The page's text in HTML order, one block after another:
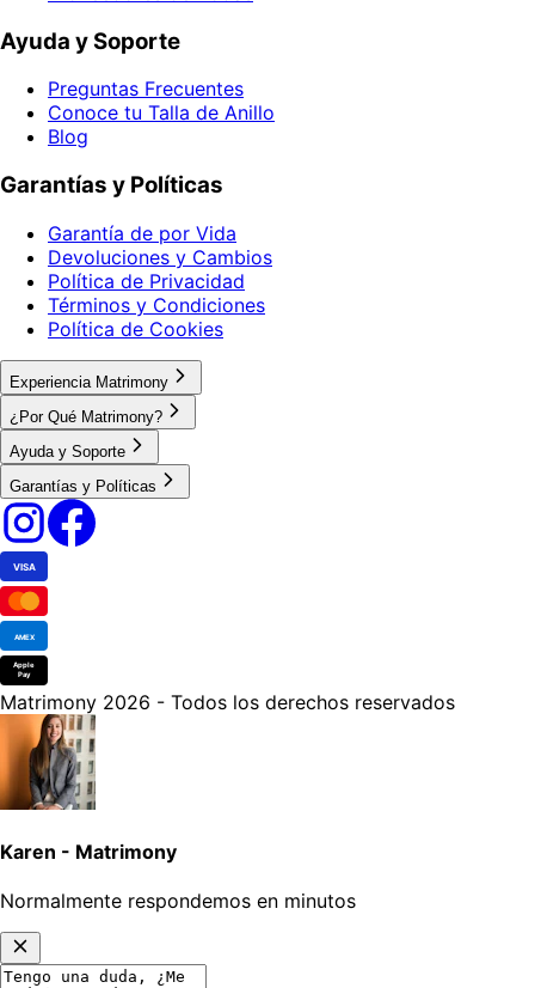
Ayuda y Soporte
Preguntas Frecuentes
Conoce tu Talla de Anillo
Blog
Garantías y Políticas
Garantía de por Vida
Devoluciones y Cambios
Política de Privacidad
Términos y Condiciones
Política de Cookies
Experiencia Matrimony
¿Por Qué Matrimony?
Ayuda y Soporte
Garantías y Políticas
VISA
AMEX
Apple
Pay
Matrimony 2026 - Todos los derechos reservados
Karen - Matrimony
Normalmente respondemos en minutos